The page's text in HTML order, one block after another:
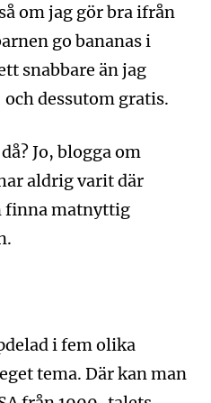
om jag gör bra ifrån
go bananas i
snabbare än jag
dessutom gratis.
Jo, blogga om
aldrig varit där
finna matnyttig
i fem olika
tema. Där kan man